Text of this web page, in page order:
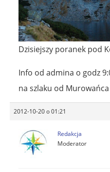
Dzisiejszy poranek pod
Info od admina o godz
na szlaku od
2012-10-20 o 01:21
Redakcja
Moderator